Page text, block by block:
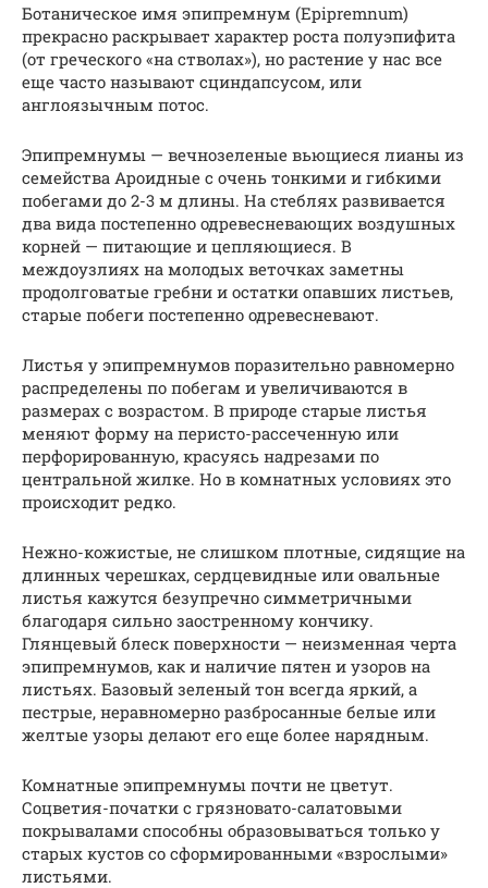
Ботаническое имя эпипремнум (Epipremnum)
прекрасно раскрывает характер роста полуэпифита
(от греческого «на стволах»), но растение у нас все
еще часто называют сциндапсусом, или
англоязычным потос.
Эпипремнумы — вечнозеленые вьющиеся лианы из
семейства Ароидные с очень тонкими и гибкими
побегами до 2-3 м длины. На стеблях развивается
два вида постепенно одревесневающих воздушных
корней — питающие и цепляющиеся. В
междоузлиях на молодых веточках заметны
продолговатые гребни и остатки опавших листьев,
старые побеги постепенно одревесневают.
Листья у эпипремнумов поразительно равномерно
распределены по побегам и увеличиваются в
размерах с возрастом. В природе старые листья
меняют форму на перисто-рассеченную или
перфорированную, красуясь надрезами по
центральной жилке. Но в комнатных условиях это
происходит редко.
Нежно-кожистые, не слишком плотные, сидящие на
длинных черешках, сердцевидные или овальные
листья кажутся безупречно симметричными
благодаря сильно заостренному кончику.
Глянцевый блеск поверхности — неизменная черта
эпипремнумов, как и наличие пятен и узоров на
листьях. Базовый зеленый тон всегда яркий, а
пестрые, неравномерно разбросанные белые или
желтые узоры делают его еще более нарядным.
Комнатные эпипремнумы почти не цветут.
Соцветия-початки с грязновато-салатовыми
покрывалами способны образовываться только у
старых кустов со сформированными «взрослыми»
листьями.